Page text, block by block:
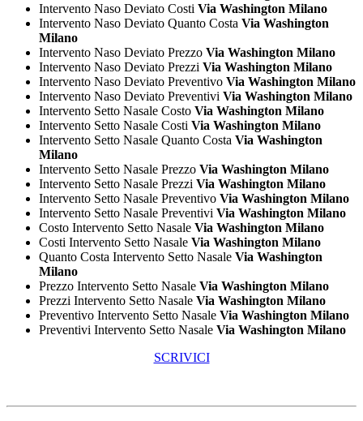
Intervento Naso Deviato Costi Via Washington Milano
Intervento Naso Deviato Quanto Costa Via Washington
Milano
Intervento Naso Deviato Prezzo Via Washington Milano
Intervento Naso Deviato Prezzi Via Washington Milano
Intervento Naso Deviato Preventivo Via Washington Milano
Intervento Naso Deviato Preventivi Via Washington Milano
Intervento Setto Nasale Costo Via Washington Milano
Intervento Setto Nasale Costi Via Washington Milano
Intervento Setto Nasale Quanto Costa Via Washington
Milano
Intervento Setto Nasale Prezzo Via Washington Milano
Intervento Setto Nasale Prezzi Via Washington Milano
Intervento Setto Nasale Preventivo Via Washington Milano
Intervento Setto Nasale Preventivi Via Washington Milano
Costo Intervento Setto Nasale Via Washington Milano
Costi Intervento Setto Nasale Via Washington Milano
Quanto Costa Intervento Setto Nasale Via Washington
Milano
Prezzo Intervento Setto Nasale Via Washington Milano
Prezzi Intervento Setto Nasale Via Washington Milano
Preventivo Intervento Setto Nasale Via Washington Milano
Preventivi Intervento Setto Nasale Via Washington Milano
SCRIVICI